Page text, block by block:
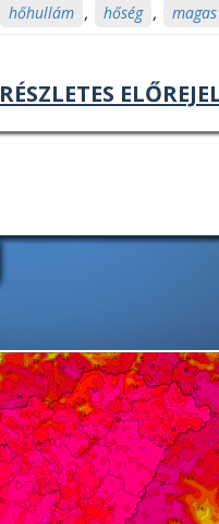
hőhullám , hőség ,
RÉSZLETES